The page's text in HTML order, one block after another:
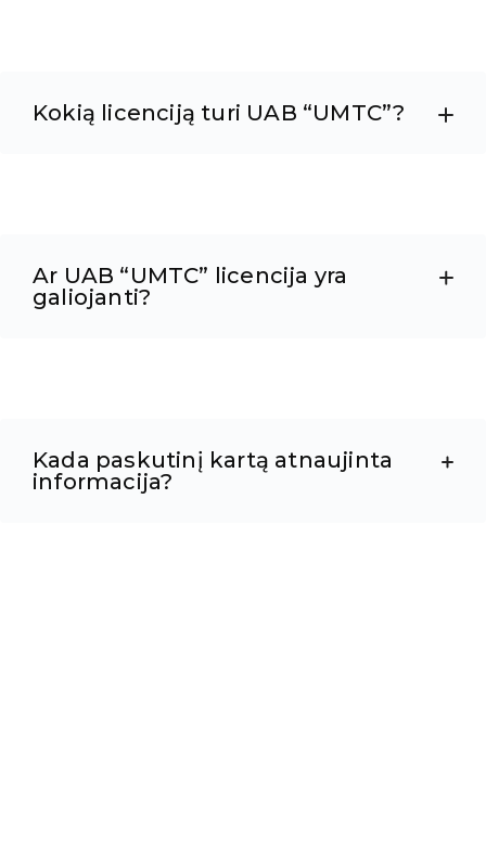
Kokią licenciją turi UAB “UMTC”?
Ar UAB “UMTC” licencija yra
galiojanti?
Kada paskutinį kartą atnaujinta
informacija?